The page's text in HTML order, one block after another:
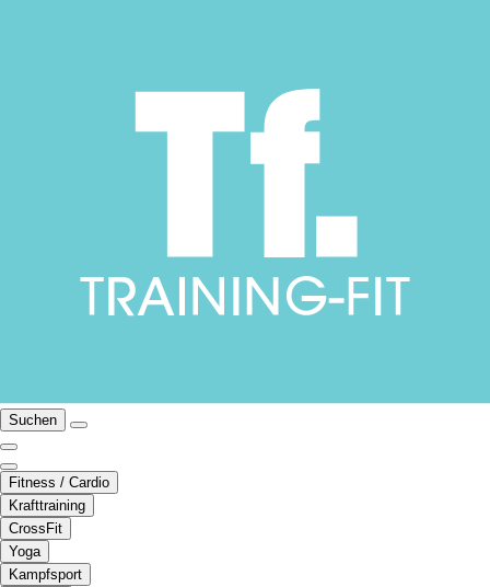
Suchen
Fitness / Cardio
Krafttraining
CrossFit
Yoga
Kampfsport